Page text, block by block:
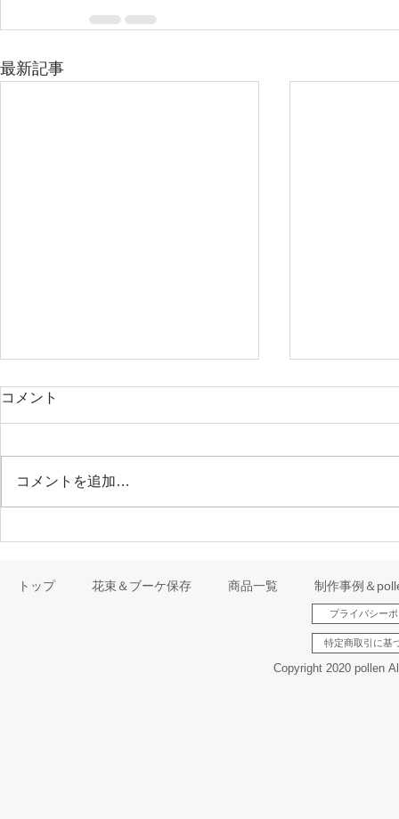
最新記事
コメント
コメントを追加…
トップ 花束＆ブーケ保存 商品一覧 制作事例＆
プライバシー
特定商取引に基
Copyright 2020 pollen